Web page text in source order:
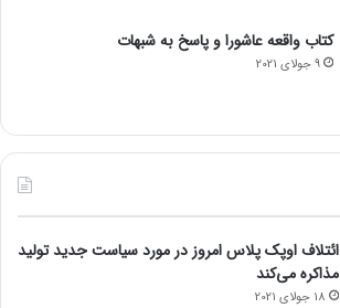
کتاب واقعه عاشورا و پاسخ به شبهات
9 جولای 2021
ائتلاف اوپک پلاس امروز در مورد سیاست جدید تولید
مذاکره می‌کند
18 جولای 2021